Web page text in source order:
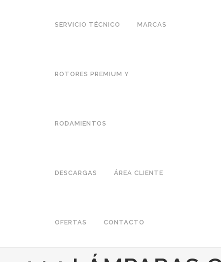
SERVICIO TÉCNICO MARCAS
ROTORES PREMIUM Y
RODAMIENTOS
DESCARGAS ÁREA CLIENTE
OFERTAS CONTACTO